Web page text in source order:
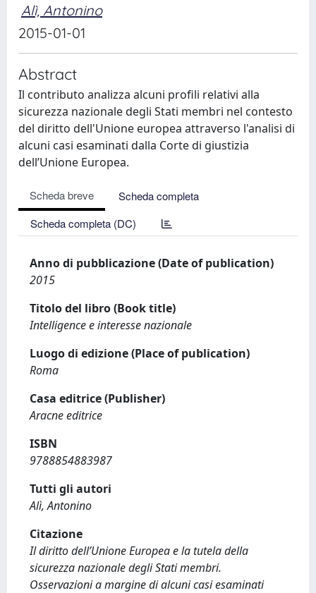
Alì, Antonino
2015-01-01
Abstract
Il contributo analizza alcuni profili relativi alla
sicurezza nazionale degli Stati membri nel contesto
del diritto dell'Unione europea attraverso l'analisi di
alcuni casi esaminati dalla Corte di giustizia
dell’Unione Europea.
Scheda breve
Scheda completa
Scheda completa (DC)
Anno di pubblicazione (Date of publication)
2015
Titolo del libro (Book title)
Intelligence e interesse nazionale
Luogo di edizione (Place of publication)
Roma
Casa editrice (Publisher)
Aracne editrice
ISBN
9788854883987
Tutti gli autori
Alì, Antonino
Citazione
Il diritto dell’Unione Europea e la tutela della
sicurezza nazionale degli Stati membri.
Osservazioni a margine di alcuni casi esaminati